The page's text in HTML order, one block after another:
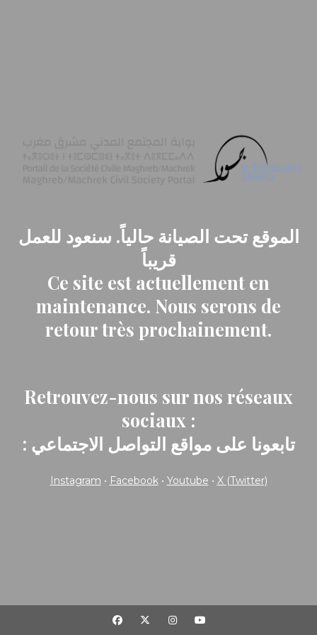
الموقع تحت الصيانة حالياً. سنعود للعمل
قريباً
Ce site est actuellement en
maintenance. Nous serons de
retour très prochainement.
Retrouvez-nous sur nos réseaux
sociaux :
: تابعونا على مواقع التواصل الاجتماعي
Instagram • Facebook• Youtube • X (Twitter)